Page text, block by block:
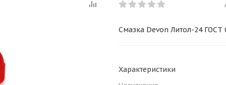
Смазка Devon Литол-24 ГОСТ
Характеристики